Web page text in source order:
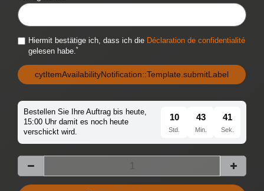
Hiermit bestätige ich, dass ich die Déclaration de confidentialité
gelesen habe.*
cytItemAvailabilityNotification::Template.submitLabel
Bestellen Sie Ihre Auftrag bis heute,
15:00 Uhr damit es noch heute
verschickt wird.
10
Std.
43
Min.
41
Sek.